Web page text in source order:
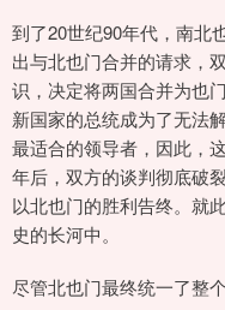
到了20世纪90年代，南北
出与北也门合并的请求，
识，决定将两国合并为也
新国家的总统成为了无法
最适合的领导者，因此，
年后，双方的谈判彻底破
以北也门的胜利告终。就
史的长河中。
尽管北也门最终统一了整